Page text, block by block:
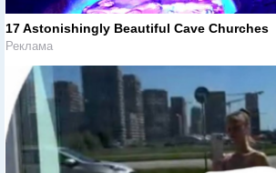
17 Astonishingly Beautiful Cave Churches
Реклама